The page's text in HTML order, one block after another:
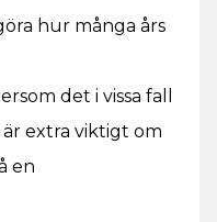
hur många års
det i vissa fall
extra viktigt om
en